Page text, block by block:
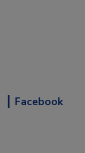
Facebook